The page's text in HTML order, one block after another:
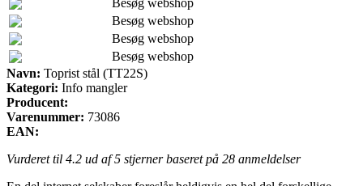
Besøg webshop
Besøg webshop
Besøg webshop
Navn: Toprist stål (TT22S)
Kategori: Info mangler
Producent:
Varenummer: 73086
EAN:
Vurderet til 4.2 ud af 5 stjerner baseret på 28 anmeldelser